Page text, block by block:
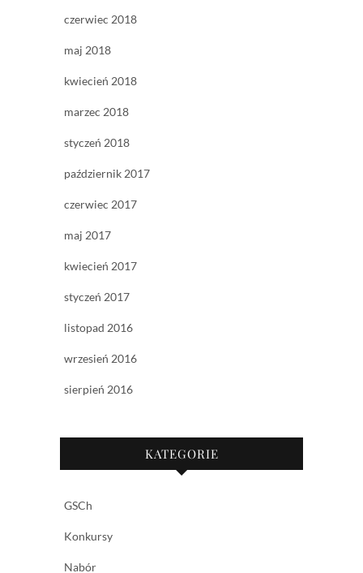
czerwiec 2018
maj 2018
kwiecień 2018
marzec 2018
styczeń 2018
październik 2017
czerwiec 2017
maj 2017
kwiecień 2017
styczeń 2017
listopad 2016
wrzesień 2016
sierpień 2016
KATEGORIE
GSCh
Konkursy
Nabór